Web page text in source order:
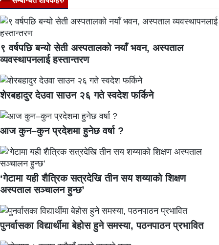
९ वर्षपछि बन्यो सेती अस्पतालको नयाँ भवन, अस्पताल
व्यवस्थापनलाई हस्तान्तरण
शेरबहादुर देउवा साउन २६ गते स्वदेश फर्किने
आज कुन–कुन प्रदेशमा हुनेछ वर्षा ?
‘गेटामा यही शैत्रिक सत्रदेखि तीन सय शय्याको शिक्षण
अस्पताल सञ्चालन हुन्छ’
पुनर्वासका विद्यार्थीमा बेहोस हुने समस्या, पठनपाठन प्रभावित